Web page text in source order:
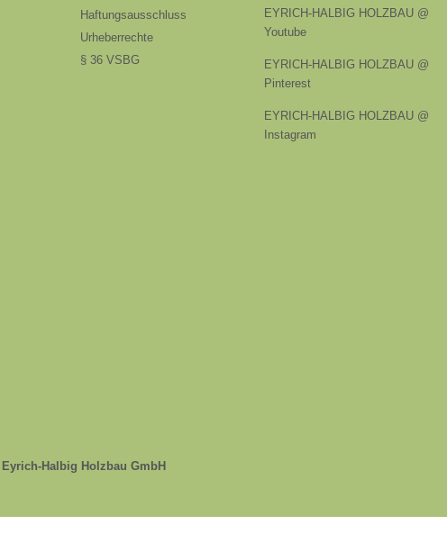
Haftungsausschluss
Urheberrechte
§ 36 VSBG
EYRICH-HALBIG HOLZBAU @
Youtube
EYRICH-HALBIG HOLZBAU @
Pinterest
EYRICH-HALBIG HOLZBAU @
Instagram
Eyrich-Halbig Holzbau GmbH